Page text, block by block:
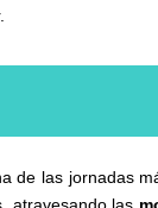
de las jornadas